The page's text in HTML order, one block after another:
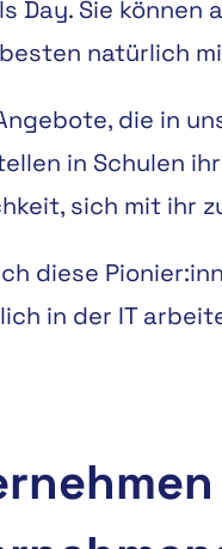
Day. Sie
natürlich
die in
in Schulen
sich mit ihr
diese
in der IT